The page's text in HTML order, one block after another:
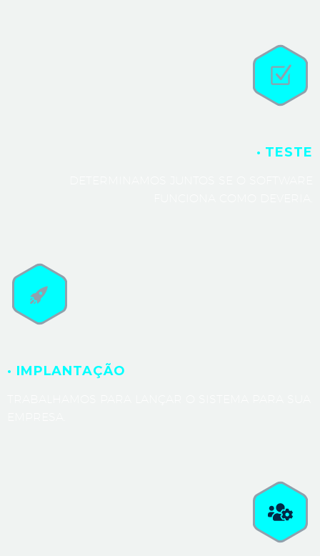
· TESTE
· IMPLANTAÇÃO